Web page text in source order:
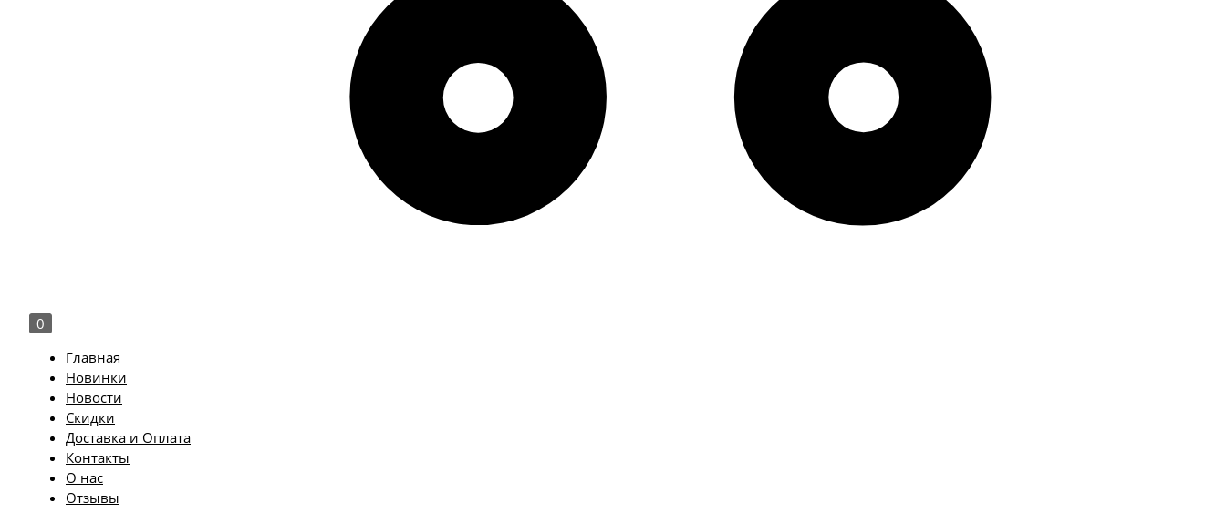
0
Главная
Новинки
Новости
Скидки
Доставка и Оплата
Контакты
О нас
Отзывы